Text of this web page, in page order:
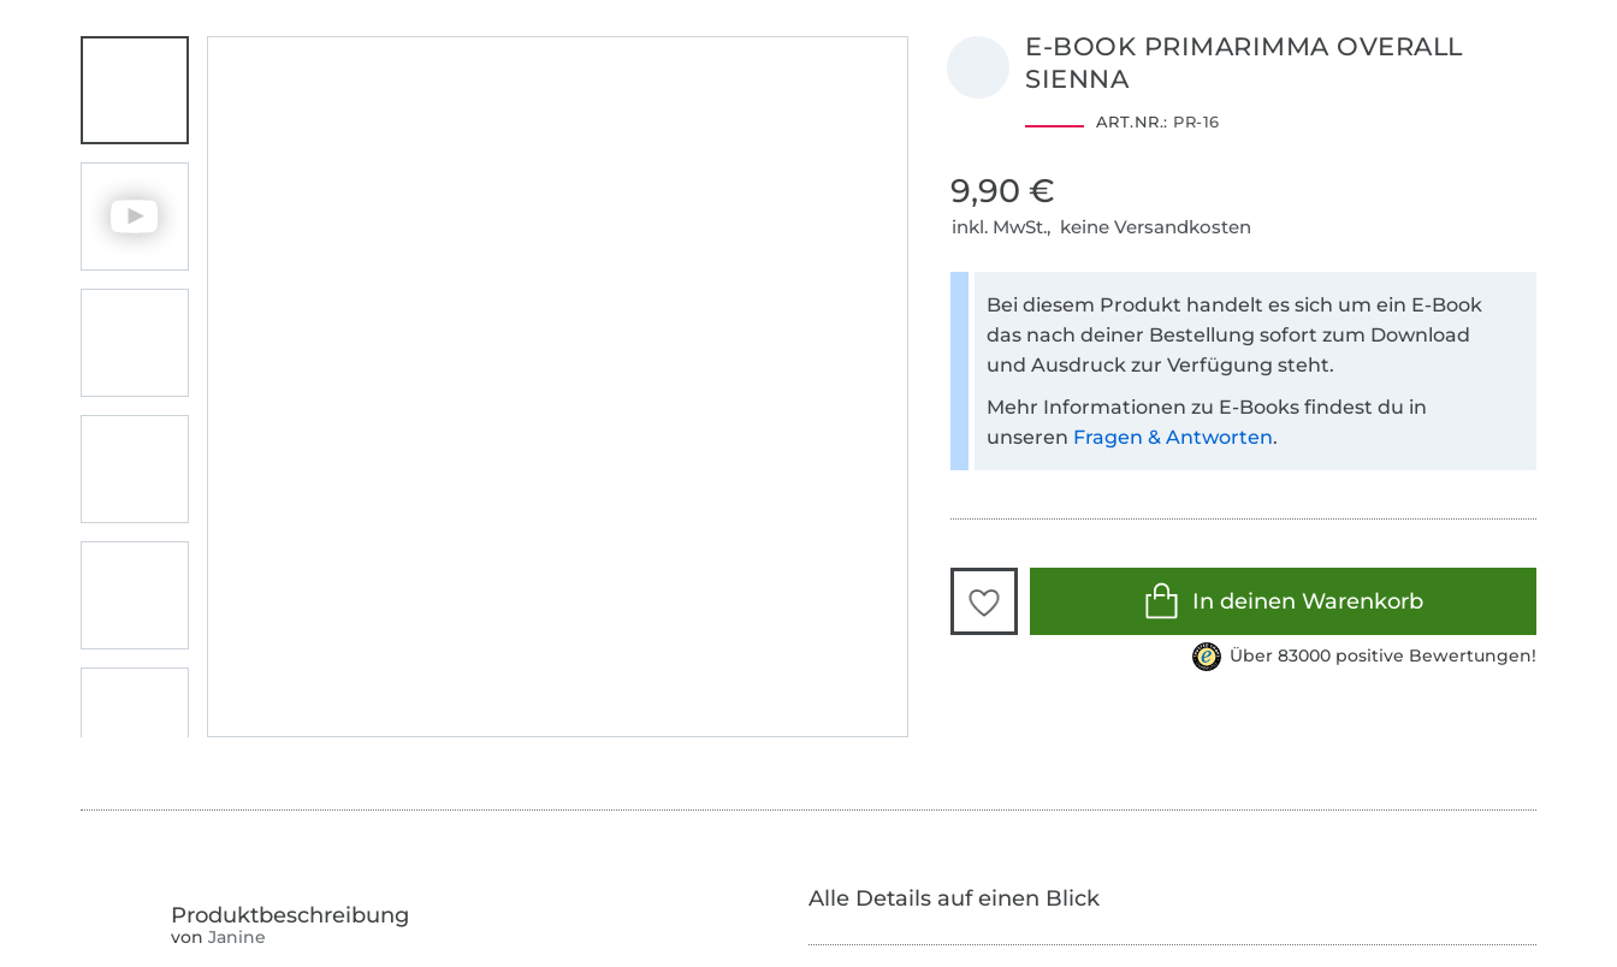
E-BOOK PRIMARIMMA OVERALL
SIENNA
ART.NR.: PR-16
9,90 €
inkl. MwSt., keine Versandkosten
Bei diesem Produkt handelt es sich um ein E-Book
das nach deiner Bestellung sofort zum Download
und Ausdruck zur Verfügung steht.
Mehr Informationen zu E-Books findest du in
unseren Fragen & Antworten.
In deinen Warenkorb
Über 83000 positive Bewertungen!
von Janine
Alle Details auf einen Blick